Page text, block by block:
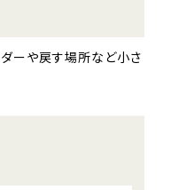
ーや戻す場所など小さ